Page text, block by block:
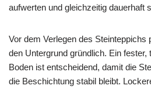
aufwerten und gleichzeitig dauerhaft
Vor dem Verlegen des Steinteppichs
den Untergrund gründlich. Ein
Boden ist entscheidend, damit die
die Beschichtung stabil bleibt.